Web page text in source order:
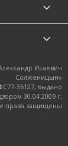
Исаевич
Солженицын»
36127, выдано
30.04.2009 г.
права защищены